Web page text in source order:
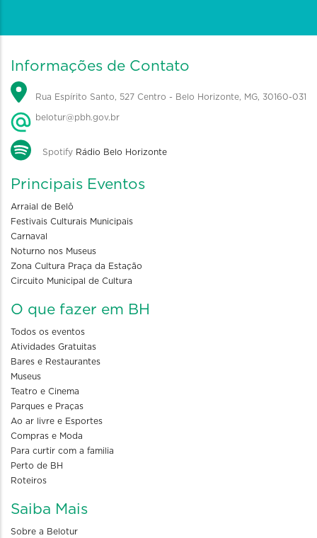
Informações de Contato
Rua Espírito Santo, 527 Centro - Belo Horizonte, MG, 30160-031
belotur@pbh.gov.br
Spotify Rádio Belo Horizonte
Principais Eventos
Arraial de Belô
Festivais Culturais Municipais
Carnaval
Noturno nos Museus
Zona Cultura Praça da Estação
Circuito Municipal de Cultura
O que fazer em BH
Todos os eventos
Atividades Gratuitas
Bares e Restaurantes
Museus
Teatro e Cinema
Parques e Praças
Ao ar livre e Esportes
Compras e Moda
Para curtir com a familia
Perto de BH
Roteiros
Saiba Mais
Sobre a Belotur